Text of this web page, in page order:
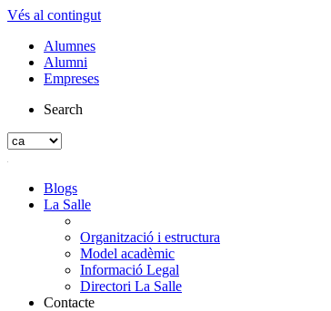
Vés al contingut
Alumnes
Alumni
Empreses
Search
Blogs
La Salle
Organització i estructura
Model acadèmic
Informació Legal
Directori La Salle
Contacte